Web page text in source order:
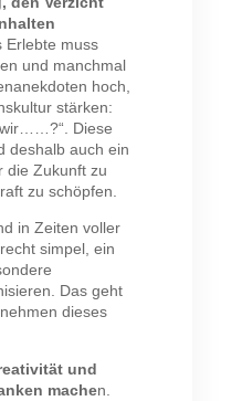
Erlebte muss
und manchmal
hoch,
stärken:
Diese
deshalb auch ein
die Zukunft zu
zu schöpfen.
in Zeiten voller
simpel, ein
Das geht
dieses
und
machen.